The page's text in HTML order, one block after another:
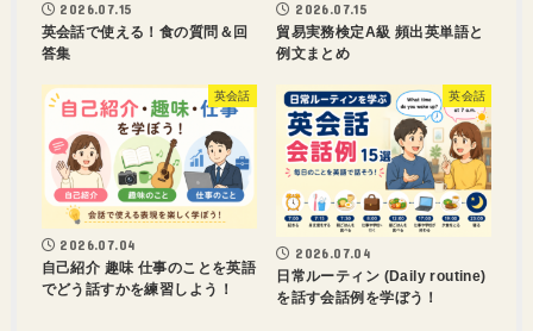
2026.07.15
英会話で使える！食の質問＆回
答集
2026.07.15
貿易実務検定A級 頻出英単語と
例文まとめ
英会話
2026.07.04
自己紹介 趣味 仕事のことを英語
でどう話すかを練習しよう！
英会話
2026.07.04
日常ルーティン (Daily routine)
を話す会話例を学ぼう！